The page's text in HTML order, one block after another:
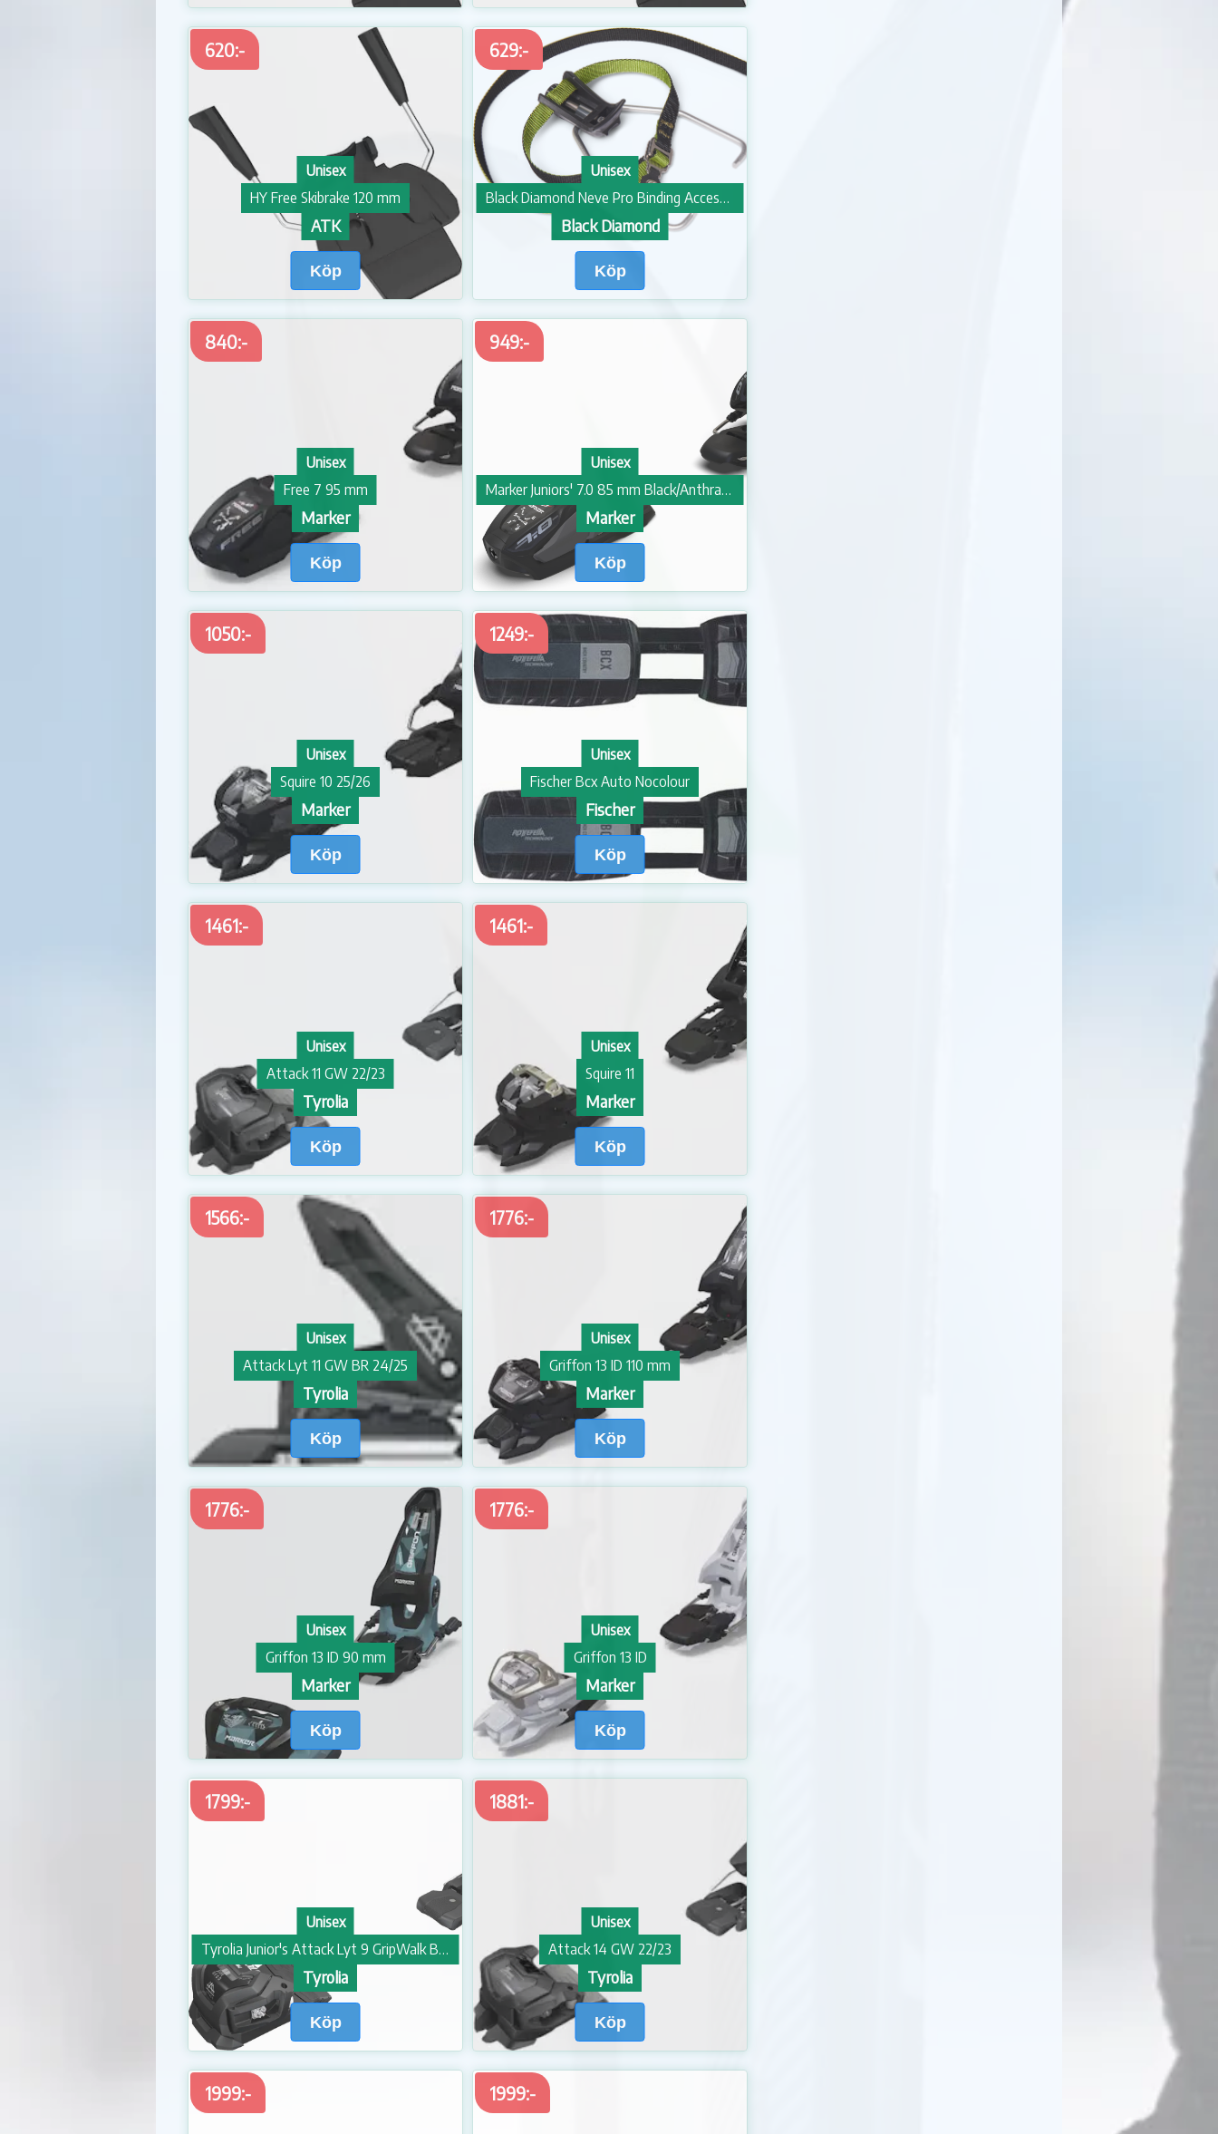
620:-
Unisex
HY Free Skibrake 120 mm
ATK
Köp
629:-
Unisex
Black Diamond Neve Pro Binding Accessory Kit Green
Black Diamond
Köp
840:-
Unisex
Free 7 95 mm
Marker
Köp
949:-
Unisex
Marker Juniors' 7.0 85 mm Black/Anthracite
Marker
Köp
1050:-
Unisex
Squire 10 25/26
Marker
Köp
1249:-
Unisex
Fischer Bcx Auto Nocolour
Fischer
Köp
1461:-
Unisex
Attack 11 GW 22/23
Tyrolia
Köp
1461:-
Unisex
Squire 11
Marker
Köp
1566:-
Unisex
Attack Lyt 11 GW BR 24/25
Tyrolia
Köp
1776:-
Unisex
Griffon 13 ID 110 mm
Marker
Köp
1776:-
Unisex
Griffon 13 ID 90 mm
Marker
Köp
1776:-
Unisex
Griffon 13 ID
Marker
Köp
1799:-
Unisex
Tyrolia Junior's Attack Lyt 9 GripWalk Brake Width: 85 Solid Solid Black
Tyrolia
Köp
1881:-
Unisex
Attack 14 GW 22/23
Tyrolia
Köp
1999:- 1999:-